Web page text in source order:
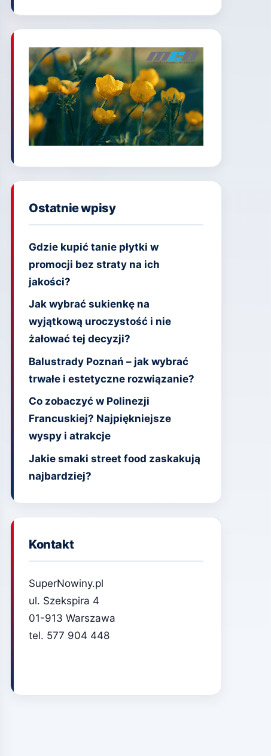
Ostatnie wpisy
Gdzie kupić tanie płytki w
promocji bez straty na ich
jakości?
Jak wybrać sukienkę na
wyjątkową uroczystość i nie
żałować tej decyzji?
Balustrady Poznań – jak wybrać
trwałe i estetyczne rozwiązanie?
Co zobaczyć w Polinezji
Francuskiej? Najpiękniejsze
wyspy i atrakcje
Jakie smaki street food zaskakują
najbardziej?
Kontakt
SuperNowiny.pl
ul. Szekspira 4
01-913 Warszawa
tel. 577 904 448